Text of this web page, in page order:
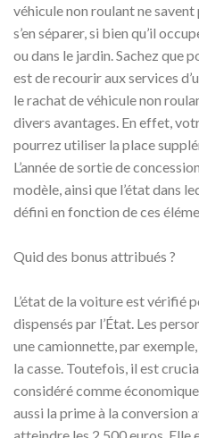
véhicule non roulant ne
s’en séparer, si bien qu’il
ou dans le jardin. Sachez que
est de recourir aux services
le rachat de véhicule non
divers avantages. En effet,
pourrez utiliser la place
L’année de sortie de
modèle, ainsi que l’état dans
défini en fonction de ces
Quid des bonus attribués ?
L’état de la voiture est vérifié
dispensés par l’État. Les
une camionnette, par
la casse. Toutefois, il est
considéré comme
aussi la prime à la conversion
atteindre les 2 500 euros. Elle